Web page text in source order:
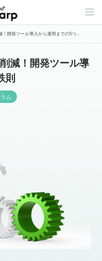
C
n
e
！開発ツール導入から運用までの5つ...
減！開発ツール導
則
ム